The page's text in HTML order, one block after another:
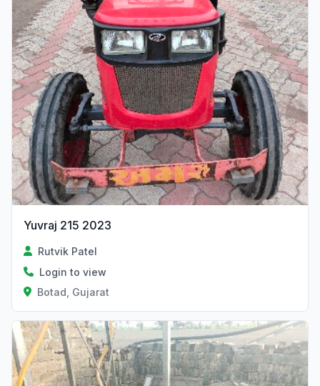
Yuvraj 215 2023
Rutvik Patel
Login to view
Botad, Gujarat